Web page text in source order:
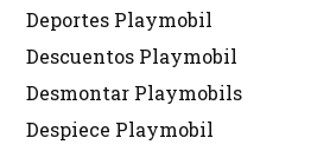
Deportes Playmobil
Descuentos Playmobil
Desmontar Playmobils
Despiece Playmobil